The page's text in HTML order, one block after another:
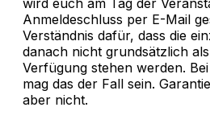
Anmeldeschluss per E-Mail
Verständnis dafür, dass die
danach nicht grundsätzlich
Verfügung stehen werden.
mag das der Fall sein.
aber nicht.